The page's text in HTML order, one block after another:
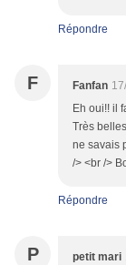
Répondre
F Fanfan
Eh oui!! il
Très
ne savais
/> <br />
Répondre
P petit mari